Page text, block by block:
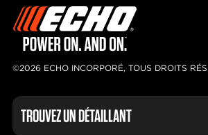
©2026 ECHO INCORPORÉ, TOUS DROITS
TROUVEZ UN DÉTAILLANT